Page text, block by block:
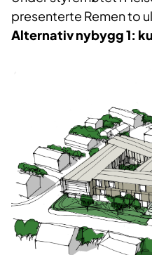
presenterte Remen to
Alternativ nybygg 1: